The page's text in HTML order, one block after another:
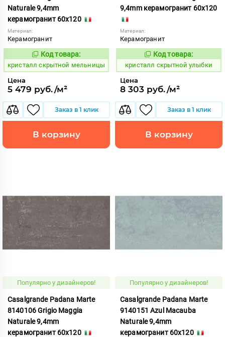
Naturale 9,4mm
керамогранит 60x120
Материал:
Керамогранит
823799
Код товара:
кристалл скрытной мельницы
Цена
5 479 руб./м²
Заказ в 1 клик
В корзину
9,4mm керамогранит 60x120
Материал:
Керамогранит
823861
Код товара:
кристалл скрытной улыбки
Цена
8 303 руб./м²
Заказ в 1 клик
В корзину
Популярно у дизайнеров!
Casalgrande Padana Marte
8140106 Grigio Maggia
Naturale 9,4mm
керамогранит 60x120
Популярно у дизайнеров!
Casalgrande Padana Marte
9140151 Azul Macauba
Naturale 9,4mm
керамогранит 60x120